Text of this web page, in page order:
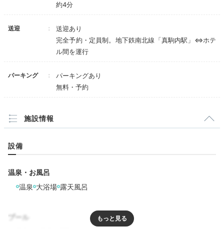
minaxy3737
「森ラウンジ」で本を読んだり、音楽を聴いたりして過
楽しめます！
Dinner
18:00
たっぷり堪能
約4分
送迎
送迎あり
完全予約・定員制。地下鉄南北線「真駒内駅」⇔ホテ
ル間を運行
パーキング
パーキングあり
無料・予約
施設情報
設備
温泉・お風呂
温泉 大浴場 露天風呂
プール